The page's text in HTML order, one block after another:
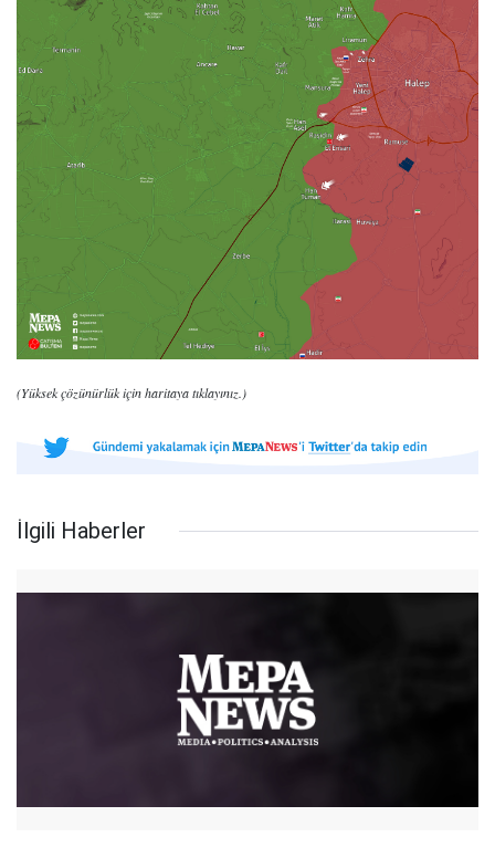
(Yüksek çözünürlük için haritaya tıklayınız.)
İlgili Haberler